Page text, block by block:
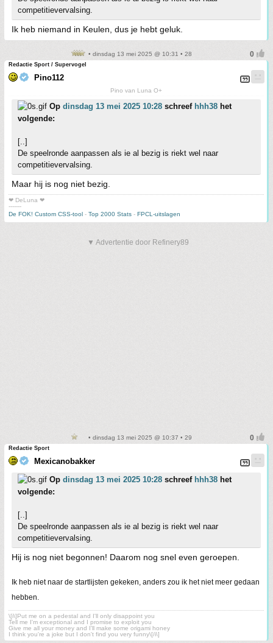
competitievervalsing.
Ik heb niemand in Keulen, dus je hebt geluk.
• dinsdag 13 mei 2025 @ 10:31 • 28
Redactie Sport / Supervogel
Pino112
Pino van Luna O+
Op dinsdag 13 mei 2025 10:28 schreef hhh38 het
volgende:
[..]
De speelronde aanpassen als ie al bezig is riekt wel naar
competitievervalsing.
Maar hij is nog niet bezig.
❤ DeLuna ❤
-------
De FOK! Custom CSS-tool - Top 2000 Stats - FPCL-uitslagen
▼ Advertentie door Refinery89
• dinsdag 13 mei 2025 @ 10:37 • 29
Redactie Sport
Mexicanobakker
Op dinsdag 13 mei 2025 10:28 schreef hhh38 het
volgende:
[..]
De speelronde aanpassen als ie al bezig is riekt wel naar
competitievervalsing.
Hij is nog niet begonnen! Daarom nog snel even geroepen.
Ik heb niet naar de startlijsten gekeken, anders zou ik het niet meer gedaan
hebben.
\[i\]Put me on a pedestal and I'll only disappoint you
Tell me I'm exceptional and I promise to exploit you
Give me all your money and I'll make some origami honey
I think you're a joke but I don't find you very funny\[/i\]